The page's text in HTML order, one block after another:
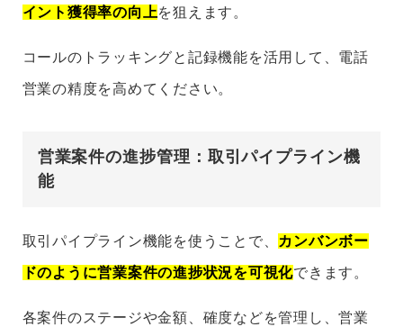
イント獲得率の向上を狙えます。
コールのトラッキングと記録機能を活用して、電話
営業の精度を高めてください。
営業案件の進捗管理：取引パイプライン機
能
取引パイプライン機能を使うことで、 カンバンボー
ドのように営業案件の進捗状況を可視化できます。
各案件のステージや金額、確度などを管理し、営業